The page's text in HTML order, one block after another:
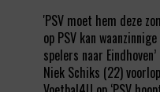
'PSV moet hem deze
op PSV kan
spelers naar Eindhoven’
Niek Schiks (22)